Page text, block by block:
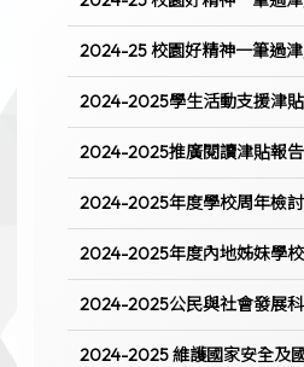
2024-25 校園好精神一筆過
2024-2025學生活動支援津
2024-2025推廣閱讀津貼報
2024-2025年度學校周年檢討
2024-2025年度內地姊妹學
2024-2025公民與社會發展
2024-2025 維護國家安全及